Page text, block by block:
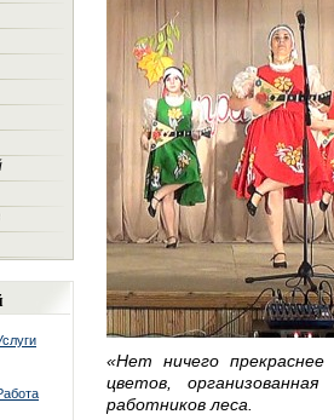
«Нет ничего
цветов,
работников леса.